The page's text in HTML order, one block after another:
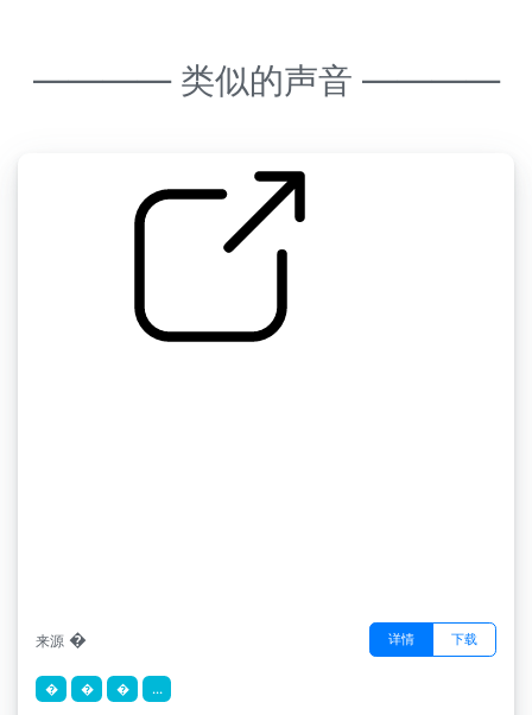
———— 类似的声音 ————
来源 � 详情 下载
� � � ...